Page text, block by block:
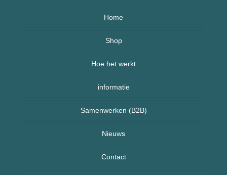
Home
Over BeSafeCharm – ons verhaal
Shop
Armbanden
Kettingen
Kinderen
Sport sieraden
Hoe het werkt
informatie
Veelgestelde vragen (FAQ) – BeSafeCharm
Retourneren & herroepingsrecht
Samenwerken (B2B)
Nieuws
Nieuws uit Nederland
Contact